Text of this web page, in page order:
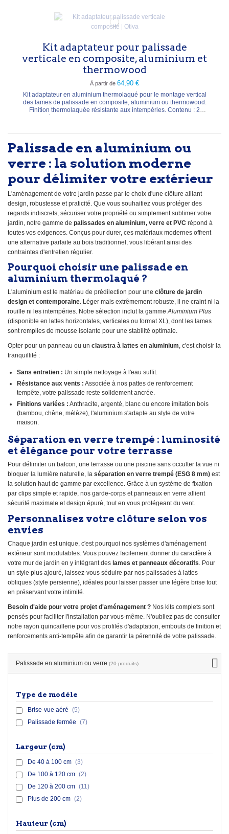
Kit adaptateur pour palissade
verticale en composite, aluminium et
thermowood
À partir de 64,90 €
Kit adaptateur en aluminium thermolaqué pour le montage vertical
des lames de palissade en composite, aluminium ou thermowood.
Finition thermolaquée résistante aux intempéries. Contenu : 2
profilés (haut et bas) de 40 × 60 mm, longueur 176 cm et 4
7042) ou blanc. Compatible avec les...
Palissade en aluminium ou
verre : la solution moderne
pour délimiter votre extérieur
L'aménagement de votre jardin passe par le choix d'une clôture alliant
design, robustesse et praticité. Que vous souhaitiez vous protéger des
regards indiscrets, sécuriser votre propriété ou simplement sublimer votre
jardin, notre gamme de palissades en aluminium, verre et PVC répond à
toutes vos exigences. Conçus pour durer, ces matériaux modernes offrent
une alternative parfaite au bois traditionnel, vous libérant ainsi des
contraintes d'entretien régulier.
Pourquoi choisir une palissade en
aluminium thermolaqué ?
L'aluminium est le matériau de prédilection pour une clôture de jardin
design et contemporaine. Léger mais extrêmement robuste, il ne craint ni la
rouille ni les intempéries. Notre sélection inclut la gammeAluminium Plus
(disponible en lattes horizontales, verticales ou format XL), dont les lames
sont remplies de mousse isolante pour une stabilité optimale.
Opter pour un panneau ou un claustra à lattes en aluminium, c'est choisir la
tranquillité :
Sans entretien : Un simple nettoyage à l'eau suffit.
Résistance aux vents : Associée à nos pattes de renforcement
tempête, votre palissade reste solidement ancrée.
Finitions variées : Anthracite, argenté, blanc ou encore imitation bois
(bambou, chêne, mélèze), l'aluminium s'adapte au style de votre
maison.
Séparation en verre trempé : luminosité
et élégance pour votre terrasse
Pour délimiter un balcon, une terrasse ou une piscine sans occulter la vue ni
bloquer la lumière naturelle, la séparation en verre trempé (ESG 8 mm) est
la solution haut de gamme par excellence. Grâce à un système de fixation
par clips simple et rapide, nos garde-corps et panneaux en verre allient
sécurité maximale et design épuré, tout en vous protégeant du vent.
Personnalisez votre clôture selon vos
envies
Chaque jardin est unique, c'est pourquoi nos systèmes d'aménagement
extérieur sont modulables. Vous pouvez facilement donner du caractère à
votre mur de jardin en y intégrant des lames et panneaux décoratifs. Pour
un style plus ajouré, laissez-vous séduire par nos palissades à lattes
obliques (style persienne), idéales pour laisser passer une légère brise tout
en préservant votre intimité.
Besoin d'aide pour votre projet d'aménagement ? Nos kits complets sont
pensés pour faciliter l'installation par vous-même. N'oubliez pas de consulter
notre rayon quincaillerie pour vos profilés d'adaptation, embouts de finition et
renforcements anti-tempête afin de garantir la pérennité de votre palissade.
Palissade en aluminium ou verre (20 produits)
Type de modèle
Brise-vue aéré (5)
Palissade fermée (7)
Largeur (cm)
De 40 à 100 cm (3)
De 100 à 120 cm (2)
De 120 à 200 cm (11)
Plus de 200 cm (2)
Hauteur (cm)